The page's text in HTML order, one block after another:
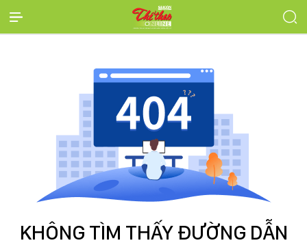
KHÔNG TÌM THẤY ĐƯỜNG DẪN